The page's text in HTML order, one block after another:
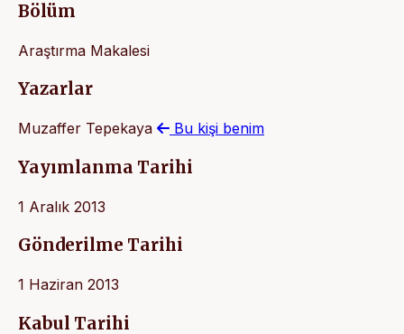
Bölüm
Araştırma Makalesi
Yazarlar
Muzaffer Tepekaya Bu kişi benim
Yayımlanma Tarihi
1 Aralık 2013
Gönderilme Tarihi
1 Haziran 2013
Kabul Tarihi